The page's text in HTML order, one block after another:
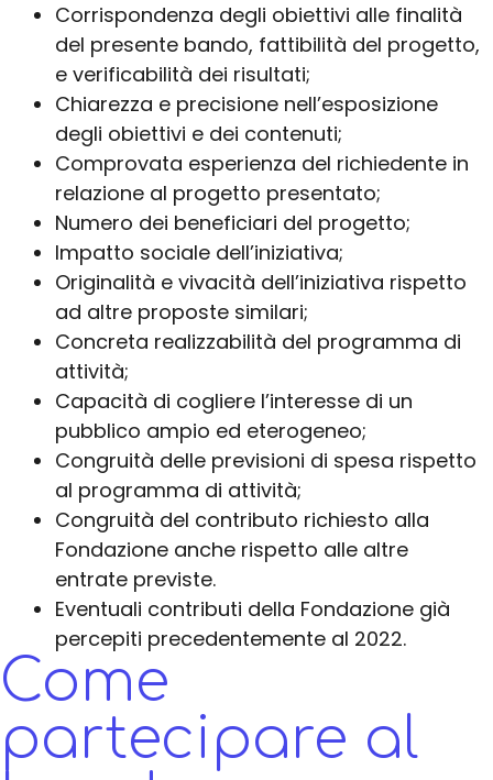
Corrispondenza degli obiettivi alle finalità
del presente bando, fattibilità del progetto,
e verificabilità dei risultati;
Chiarezza e precisione nell’esposizione
degli obiettivi e dei contenuti;
Comprovata esperienza del richiedente in
relazione al progetto presentato;
Numero dei beneficiari del progetto;
Impatto sociale dell’iniziativa;
Originalità e vivacità dell’iniziativa rispetto
ad altre proposte similari;
Concreta realizzabilità del programma di
attività;
Capacità di cogliere l’interesse di un
pubblico ampio ed eterogeneo;
Congruità delle previsioni di spesa rispetto
al programma di attività;
Congruità del contributo richiesto alla
Fondazione anche rispetto alle altre
entrate previste.
Eventuali contributi della Fondazione già
percepiti precedentemente al 2022.
Come
partecipare al